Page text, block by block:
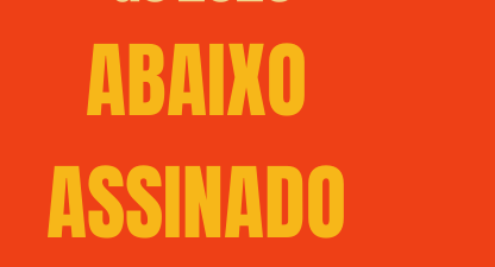
ABAIXO
ASSINADO